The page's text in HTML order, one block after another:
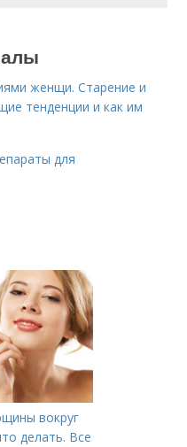
женщи. Старение и
тенденции и как им
для
вокруг
делать. Все